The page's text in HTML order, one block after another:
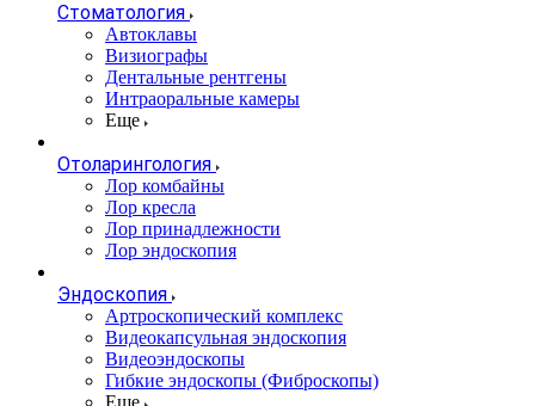
Стоматология
Автоклавы
Визиографы
Дентальные рентгены
Интраоральные камеры
Еще
Отоларингология
Лор комбайны
Лор кресла
Лор принадлежности
Лор эндоскопия
Эндоскопия
Артроскопический комплекс
Видеокапсульная эндоскопия
Видеоэндоскопы
Гибкие эндоскопы (Фиброcкопы)
Еще